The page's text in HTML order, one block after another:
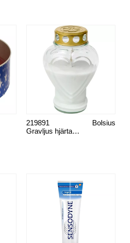
Gravljus hjärta glas
Bolsius
219891